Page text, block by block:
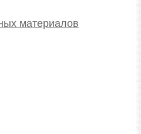
материалов